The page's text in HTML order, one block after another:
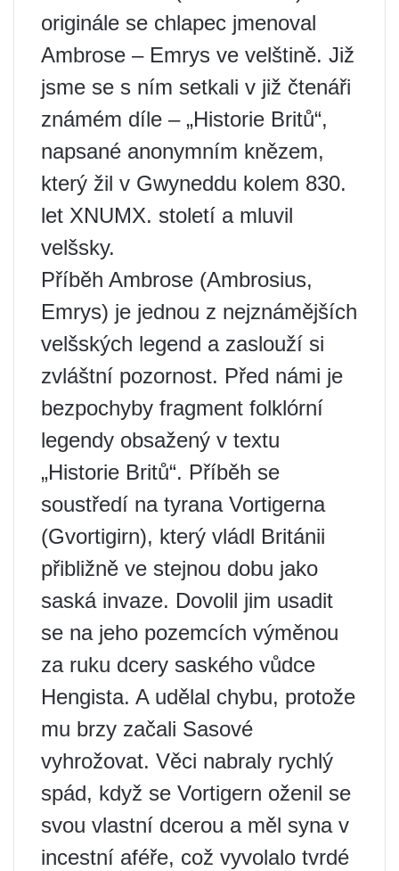
originále se chlapec jmenoval
Ambrose – Emrys ve velštině. Již
jsme se s ním setkali v již čtenáři
známém díle – „Historie Britů“,
napsané anonymním knězem,
který žil v Gwyneddu kolem 830.
let XNUMX. století a mluvil
velšsky.
Příběh Ambrose (Ambrosius,
Emrys) je jednou z nejznámějších
velšských legend a zaslouží si
zvláštní pozornost. Před námi je
bezpochyby fragment folklórní
legendy obsažený v textu
„Historie Britů“. Příběh se
soustředí na tyrana Vortigerna
(Gvortigirn), který vládl Británii
přibližně ve stejnou dobu jako
saská invaze. Dovolil jim usadit
se na jeho pozemcích výměnou
za ruku dcery saského vůdce
Hengista. A udělal chybu, protože
mu brzy začali Sasové
vyhrožovat. Věci nabraly rychlý
spád, když se Vortigern oženil se
svou vlastní dcerou a měl syna v
incestní aféře, což vyvolalo tvrdé